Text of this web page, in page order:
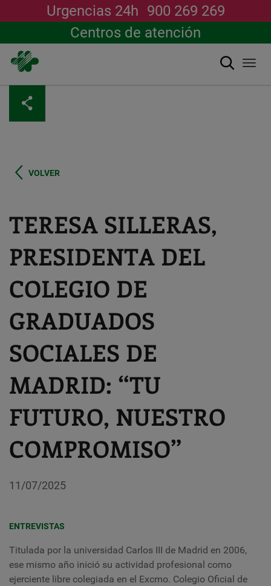
contenido
principal
Urgencias 24h 900 269 269
Centros de atención
Buscar
VOLVER
TERESA SILLERAS,
PRESIDENTA DEL
COLEGIO DE
GRADUADOS
SOCIALES DE
MADRID: “TU
FUTURO, NUESTRO
COMPROMISO”
11/07/2025
ENTREVISTAS
Titulada por la universidad Carlos III de Madrid en 2006,
ese mismo año inició su actividad profesional como
ejerciente libre colegiada en el Excmo. Colegio Oficial de